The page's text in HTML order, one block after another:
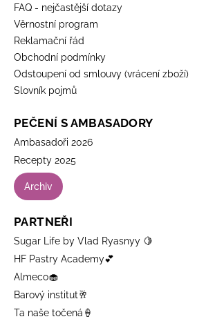
FAQ - nejčastější dotazy
Věrnostní program
Reklamační řád
Obchodní podmínky
Odstoupení od smlouvy (vrácení zboží)
Slovník pojmů
PEČENÍ S AMBASADORY
Ambasadoři 2026
Recepty 2025
Archiv
PARTNEŘI
Sugar Life by Vlad Ryasnyy 🍋
HF Pastry Academy💕
Almeco🧁
Barový institut🥂
Ta naše točená🍦